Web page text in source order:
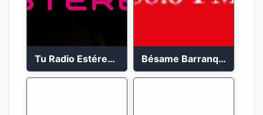
Tu Radio Estéreo 24/7 Bésame Barranquilla en vivo 88.6 FM